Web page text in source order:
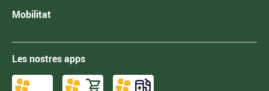
Mobilitat
Les nostres apps